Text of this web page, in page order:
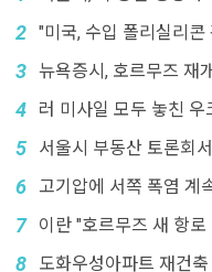
2 "미국, 수입 폴리실리
3
뉴욕증시, 호르무즈 재
4 러 미사일 모두 놓친
5 서울시 부동산 토론회
6 고기압에 서쪽 폭염 계
7 이란 "호르무즈 새 항
8 도화우성아파트 재건